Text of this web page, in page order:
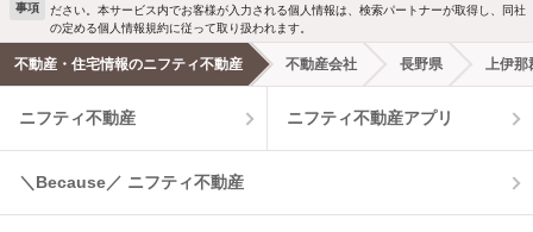
事項
ださい。本サービス内でお客様が入力される個人情報は、検索パートナーが取得し、同社
の定める個人情報規約に従って取り扱われます。
不動産・住宅情報のニフティ不動産 不動産会社 長野県 上伊那
ニフティ不動産 ニフティ不動産アプリ
＼Because／ ニフティ不動産